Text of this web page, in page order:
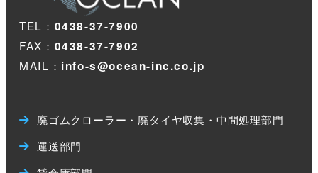
TEL： 0438-37-7900
FAX： 0438-37-7902
MAIL： info-s@ocean-inc.co.jp
廃ゴムクローラー・廃タイヤ収集・中間処理部門
運送部門